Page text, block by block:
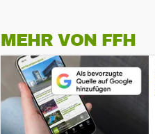
MEHR VON FFH